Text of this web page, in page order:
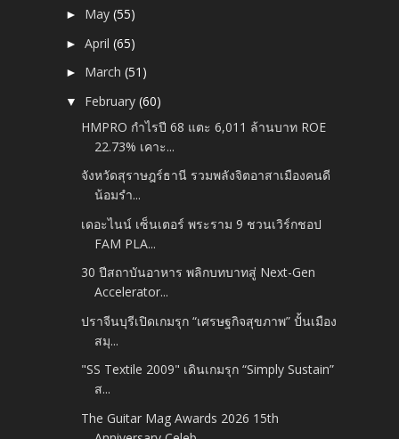
► May(55)
►April(65)
► March(51)
▼ February(60)
HMPRO กำไรปี 68 แตะ 6,011 ล้านบาท ROE
22.73% เคาะ...
จังหวัดสุราษฎร์ธานี รวมพลังจิตอาสาเมืองคนดี
น้อมรำ...
เดอะไนน์ เซ็นเตอร์ พระราม 9 ชวนเวิร์กชอป
FAM PLA...
30 ปีสถาบันอาหาร พลิกบทบาทสู่ Next-Gen
Accelerator...
ปราจีนบุรีเปิดเกมรุก “เศรษฐกิจสุขภาพ” ปั้นเมือง
สมุ...
"SS Textile 2009" เดินเกมรุก “Simply Sustain”
ส...
The Guitar Mag Awards 2026 15th